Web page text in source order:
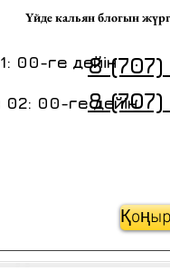
Үйде кальян блогын
00-ге дейін
00-ге дейін
8
8